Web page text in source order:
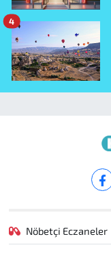
4
Nöbetçi Eczaneler